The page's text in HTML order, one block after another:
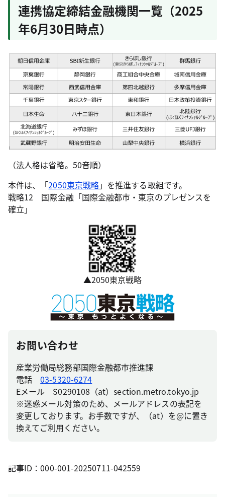
連携協定締結金融機関一覧（2025
年6月30日時点）
（法人格は省略。50音順）
本件は、「2050東京戦略」を推進する取組です。
戦略12 国際金融「国際金融都市・東京のプレゼンスを
確立」
▲2050東京戦略
お問い合わせ
産業労働局総務部国際金融都市推進課
電話03-5320-6274
Eメール S0290108（at）section.metro.tokyo.jp
※迷惑メール対策のため、メールアドレスの表記を
変更しております。お手数ですが、（at）を@に置き
換えてご利用ください。
記事ID：000-001-20250711-042559